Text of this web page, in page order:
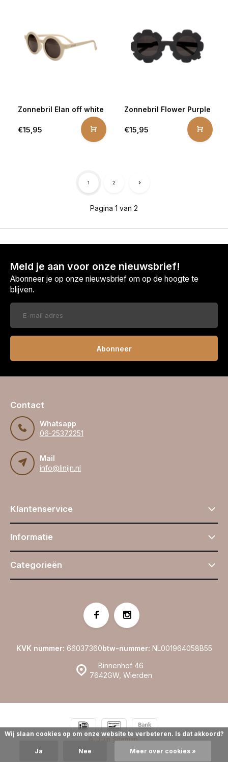
Zonnebril Elan off white
€15,95
Zonnebril Flower Purple
€15,95
Pagina 1 van 2
1 2
Meld je aan voor onze nieuwsbrief!
Abonneer je op onze nieuwsbrief om op de hoogte te
blijven.
Abonneer
Contact
Whatsapp
06-25372251
Mail
info@linijn.nl
Klantenservice
Informatie
Categorieën
Binnenhof 46
7642GW, Wierden
KVK nummer: 66037360btw-nummer: NL001964058B55
© Linijn Sitemap
Wij slaan cookies op om onze website te verbeteren. Is dat akkoord?
Ja Nee Meer over cookies »